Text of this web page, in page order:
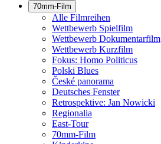
70mm-Film
Alle Filmreihen
Wettbewerb Spielfilm
Wettbewerb Dokumentarfilm
Wettbewerb Kurzfilm
Fokus: Homo Politicus
Polski Blues
České panorama
Deutsches Fenster
Retrospektive: Jan Nowicki
Regionalia
East-Tour
70mm-Film